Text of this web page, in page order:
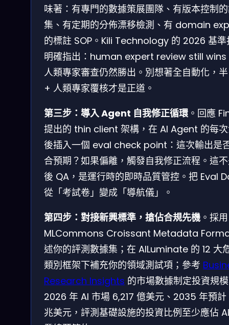
味著：有專門的數據策展團隊、有版本控制
集、有定期的分佈漂移檢測、有 domain
的標註 SOP。Kili Technology 的 2026 基準
明確指出：human expert review still
人類專家審查仍然勝出。別想著全自動化，
+ 人類專家覆核才是正道。
第三步：導入 Agent 自我修正循環 。回應
提出的 thin client 架構，在 AI Agent 的每
後插入一個 eval check point：這次輸出是
合預期？如果偏離，觸發自我修正流程。這
後 QA，是運行時的即時品質管控。把 Eval
從「考試卷」變成「導航儀」。
第四步：對接新興標準，搶佔合規先機 。採用
MLCommons Croissant Metadata
述你的評測數據集；在 AILuminate 的 12 大
類別框架下補充你的領域測試項；參考
Research Insights 的市場數據制定投資規
2026 年 AI 市場 6,217 億美元、2035 年預
兆美元，評測基礎設施的投資比例至少應佔